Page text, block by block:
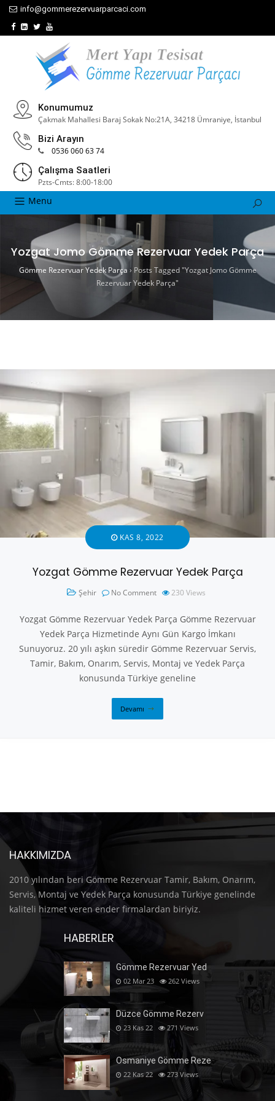
info@gommerezervuarparcaci.com
Konumumuz
Çakmak Mahallesi Baraj Sokak No:21A, 34218 Ümraniye, İstanbul
Bizi Arayın
0536 060 63 74
Çalışma Saatleri
Pzts-Cmts: 8:00-18:00
Menu
Yozgat Jomo Gömme Rezervuar Yedek Parça
Gömme Rezervuar Yedek Parça › Posts Tagged "Yozgat Jomo Gömme
Rezervuar Yedek Parça"
KAS 8, 2022
Yozgat Gömme Rezervuar Yedek Parça
Şehir No Comment 230 Views
Yozgat Gömme Rezervuar Yedek Parça Gömme Rezervuar
Yedek Parça Hizmetinde Aynı Gün Kargo İmkanı
Sunuyoruz. 20 yılı aşkın süredir Gömme Rezervuar Servis,
Tamir, Bakım, Onarım, Servis, Montaj ve Yedek Parça
konusunda Türkiye geneline
Devamı
HAKKIMIZDA
2010 yılından beri Gömme Rezervuar Tamir, Bakım, Onarım,
Servis, Montaj ve Yedek Parça konusunda Türkiye genelinde
kaliteli hizmet veren ender firmalardan biriyiz.
HABERLER
Gömme Rezervuar Yed
02 Mar 23 262 Views
Düzce Gömme Rezerv
23 Kas 22 271 Views
Osmaniye Gömme Reze
22 Kas 22 273 Views